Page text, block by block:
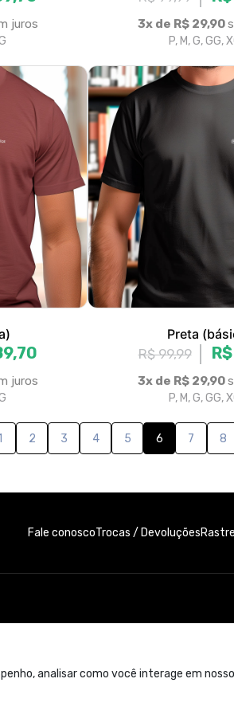
juros
Preta
R$ 99,99
3x de R$ 29,90
P, M, G, GG,
2 4 5 7
analisar como você interage em
Fale conosco Trocas / Devoluções
4822